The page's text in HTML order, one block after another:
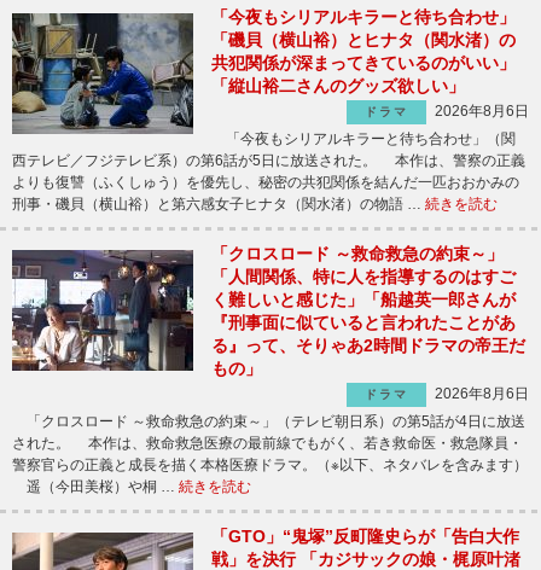
「今夜もシリアルキラーと待ち合わせ」
「磯貝（横山裕）とヒナタ（関水渚）の
共犯関係が深まってきているのがいい」
「縦山裕二さんのグッズ欲しい」
ドラマ
2026年8月6日
「今夜もシリアルキラーと待ち合わせ」（関
西テレビ／フジテレビ系）の第6話が5日に放送された。 本作は、警察の正義
よりも復讐（ふくしゅう）を優先し、秘密の共犯関係を結んだ一匹おおかみの
刑事・磯貝（横山裕）と第六感女子ヒナタ（関水渚）の物語 … 続きを読む
「クロスロード ～救命救急の約束～」
「人間関係、特に人を指導するのはすご
く難しいと感じた」「船越英一郎さんが
『刑事面に似ていると言われたことがあ
る』って、そりゃあ2時間ドラマの帝王だ
もの」
ドラマ
2026年8月6日
「クロスロード ～救命救急の約束～」（テレビ朝日系）の第5話が4日に放送
された。 本作は、救命救急医療の最前線でもがく、若き救命医・救急隊員・
警察官らの正義と成長を描く本格医療ドラマ。（※以下、ネタバレを含みます）
遥（今田美桜）や桐 … 続きを読む
「GTO」“鬼塚”反町隆史らが「告白大作
戦」を決行 「カジサックの娘・梶原叶渚